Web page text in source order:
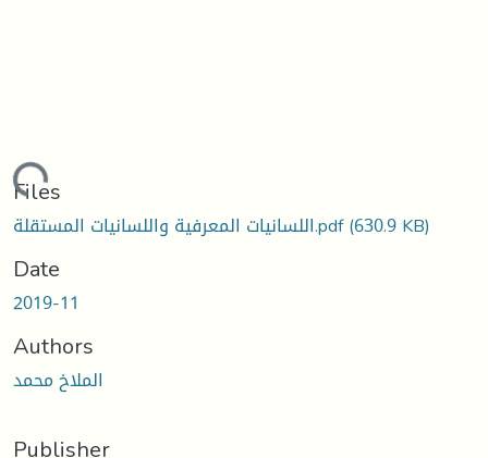
Loading...
Files
اللسانيات المعرفية واللسانيات المستقلة.pdf(630.9 KB)
Date
2019-11
Authors
الملاخ محمد
Publisher